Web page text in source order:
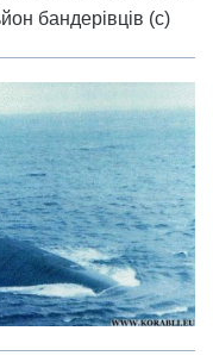
бандерівців (с)